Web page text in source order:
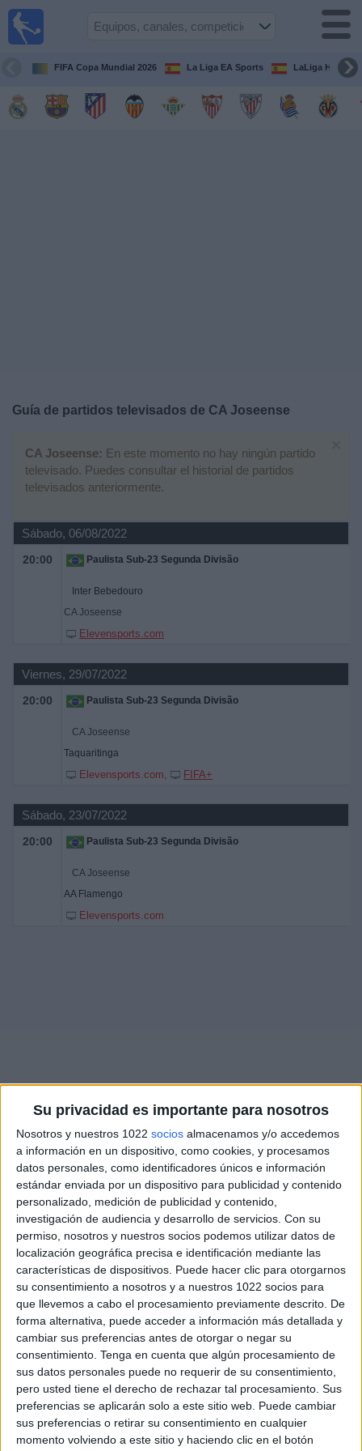
Su privacidad es importante para nosotros
Nosotros y nuestros 1022 socios almacenamos y/o accedemos
a información en un dispositivo, como cookies, y procesamos
datos personales, como identificadores únicos e información
estándar enviada por un dispositivo para publicidad y contenido
personalizado, medición de publicidad y contenido,
investigación de audiencia y desarrollo de servicios. Con su
permiso, nosotros y nuestros socios podemos utilizar datos de
localización geográfica precisa e identificación mediante las
características de dispositivos. Puede hacer clic para otorgarnos
su consentimiento a nosotros y a nuestros 1022 socios para
que llevemos a cabo el procesamiento previamente descrito. De
forma alternativa, puede acceder a información más detallada y
cambiar sus preferencias antes de otorgar o negar su
consentimiento. Tenga en cuenta que algún procesamiento de
sus datos personales puede no requerir de su consentimiento,
pero usted tiene el derecho de rechazar tal procesamiento. Sus
preferencias se aplicarán solo a este sitio web. Puede cambiar
sus preferencias o retirar su consentimiento en cualquier
momento volviendo a este sitio y haciendo clic en el botón
FIFA Copa Mundial 2026 La Liga EA Sports LaLiga
Guía de partidos televisados de CA Joseense
CA Joseense: En este momento no hay ningún partido
televisado. Puedes consultar el historial de partidos
televisados anteriormente.
Sábado, 06/08/2022
20:00 Paulista Sub-23 Segunda Divisão
Inter Bebedouro
CA Joseense
Elevensports.com
Viernes, 29/07/2022
20:00 Paulista Sub-23 Segunda Divisão
CA Joseense
Taquaritinga
Elevensports.com FIFA+
Sábado, 23/07/2022
20:00 Paulista Sub-23 Segunda Divisão
CA Joseense
AA Flamengo
Elevensports.com
Más días
Guía de
Televisados
Noticias
Widget